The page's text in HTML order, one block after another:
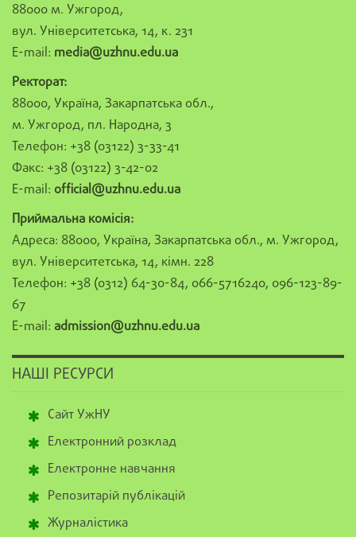
88000 м. Ужгород,
вул. Університетська, 14, к. 231
E-mail: media@uzhnu.edu.ua
Ректорат:
88000, Україна, Закарпатська обл.,
м. Ужгород, пл. Народна, 3
Телефон: +38 (03122) 3-33-41
Факс: +38 (03122) 3-42-02
E-mail: official@uzhnu.edu.ua
Приймальна комісія:
Адреса: 88000, Україна, Закарпатська обл., м. Ужгород,
вул. Університетська, 14, кімн. 228
Телефон: +38 (0312) 64-30-84, 066-5716240, 096-123-89-
67
E-mail: admission@uzhnu.edu.ua
НАШІ РЕСУРСИ
Сайт УжНУ
Електронний розклад
Електронне навчання
Репозитарій публікацій
Журналістика